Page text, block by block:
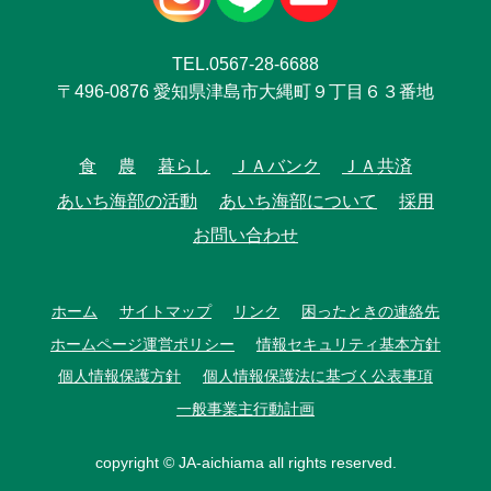
TEL.0567-28-6688
〒496-0876 愛知県津島市大縄町９丁目６３番地
食 農 暮らし ＪＡバンク
ＪＡ共済
あいち海部の活動
あいち海部について
採用
お問い合わせ
ホーム サイトマップ リンク
困ったときの連絡先
ホームページ運営ポリシー
情報セキュリティ基本方針
個人情報保護方針
個人情報保護法に基づく公表事項
一般事業主行動計画
copyright © JA-aichiama all rights reserved.